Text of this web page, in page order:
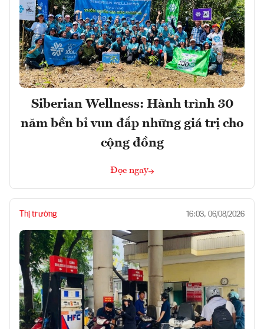
Siberian Wellness: Hành trình 30
năm bền bỉ vun đắp những giá trị cho
cộng đồng
Đọc ngay
Thị trường 16:03, 06/08/2026